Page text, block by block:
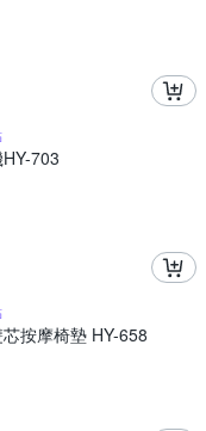
703
按摩椅墊 HY-658